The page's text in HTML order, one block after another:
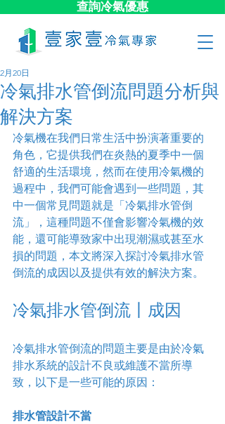
查詢冷氣優惠
冷氣排水管倒流問題分析與
解決方案
2月20日
冷氣機在我們日常生活中扮演著重要的
角色，它提供我們在炎熱的夏季中一個
舒適的生活環境，然而在使用冷氣機的
過程中，我們可能會遇到一些問題，其
中一個常見問題就是「冷氣排水管倒
流」，這種問題不僅會影響冷氣機的效
能，還可能導致家中出現潮濕或甚至水
損的問題，本文將深入探討冷氣排水管
倒流的成因以及提供有效的解決方案。
冷氣排水管倒流丨成因
冷氣排水管倒流的問題主要是由於冷氣
排水系統的設計不良或維護不當所導
致，以下是一些可能的原因：
排水管設計不當